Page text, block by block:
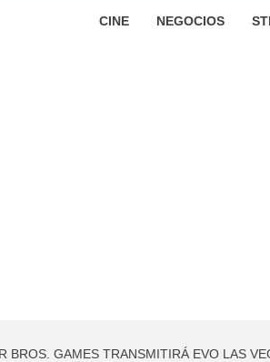
CINE NEGOCIOS
BROS. GAMES TRANSMITIRÁ EVO LAS